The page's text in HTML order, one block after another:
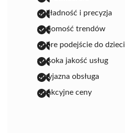
dokładność i precyzja
znajomość trendów
dobre podejście do dzieci
wysoka jakość usług
przyjazna obsługa
atrakcyjne ceny